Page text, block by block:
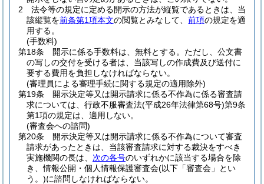
2
法令等の規定に定める開示の方法が縦覧であるときは、当
該縦覧を前条第1項本文の閲覧とみなして、 前項の規定を適
用する。
(手数料)
第18条
開示に係る手数料は、無料とする。 ただし、公文書
の写しの交付を受ける者は、当該写しの作成費及び送付に
要する費用を負担しなければならない。
(審理員による審理手続に関する規定の適用除外)
第19条
開示決定等又は開示請求に係る不作為に係る審査請
求については、行政不服審査法(平成26年法律第68号)第9条
第1項の規定は、適用しない。
(審査会への諮問)
第20条
開示決定等又は開示請求に係る不作為について審査
請求があったときは、当該審査請求に対する裁決をすべき
実施機関の長は、 次の各号のいずれかに該当する場合を除
き、情報公開・個人情報保護審査会(以下「審査会」とい
う。)に諮問しなければならない。